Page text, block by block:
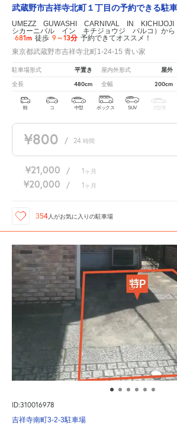
武蔵野市吉祥寺北町１丁目の予約できる駐車
UMEZZ GUWASHI CARNIVAL IN KICHIJOJI
シカーニバル イン キチジョウジ パルコ）から
681m 徒歩 9～13分 予約できてオススメ！
東京都武蔵野市吉祥寺北町1-24-15 青い家
駐車場形式 平置き 屋内外形式 屋外
全長 480cm 全幅 200cm
軽 コ 中型 ボックス SUV 大型車
¥800 / 24 時間
¥21,000 / 1 ヶ月
¥20,000 / 1 ヶ月
354 人がお気に入りの駐車場
ID:310016978
吉祥寺南町3-2-3駐車場